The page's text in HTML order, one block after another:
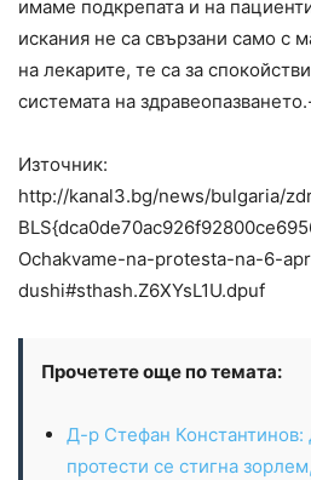
имаме подкрепата и на
искания не са свързани само с
на лекарите, те са за
системата на
Източник:
http://kanal3.bg/news/bulgaria/
Ochakvame-na-protesta-na-6-
dushi#sthash.Z6XYsL1U.dpuf
Прочетете още по темата:
Д-р Стефан Константинов:
протести се стигна